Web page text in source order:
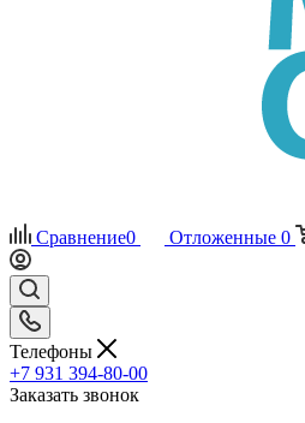
Сравнение0 Отложенные 0
Телефоны
+7 931 394-80-00
Заказать звонок